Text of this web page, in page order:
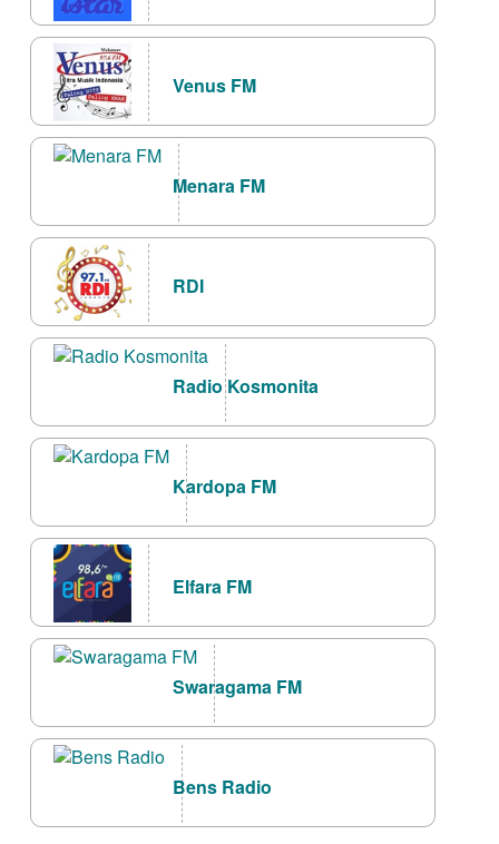
Venus FM
Menara FM
RDI
Radio Kosmonita
Kardopa FM
Elfara FM
Swaragama FM
Bens Radio